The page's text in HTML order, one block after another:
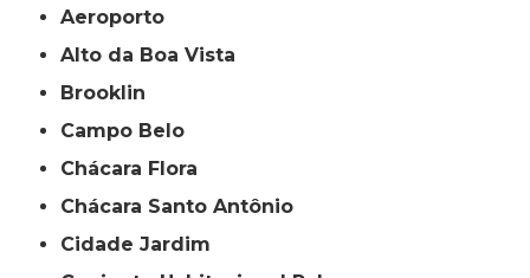
Aeroporto
Alto da Boa Vista
Brooklin
Campo Belo
Chácara Flora
Chácara Santo Antônio
Cidade Jardim